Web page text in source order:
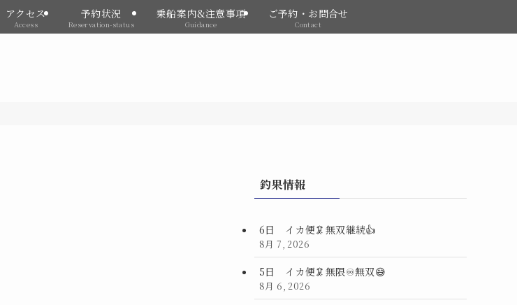
アクセス
Access
予約状況
Reservation-status
乗船案内&注意事項
Guidance
ご予約・お問合せ
Contact
釣果情報
6日 イカ便🦑無双継続👍
8月 7, 2026
5日 イカ便🦑無限♾️無双😅
8月 6, 2026